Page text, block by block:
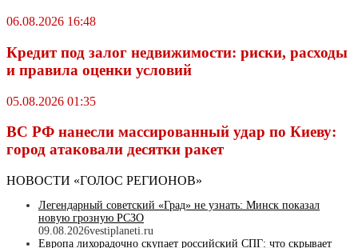
06.08.2026 16:48
Кредит под залог недвижимости: риски, расходы
и правила оценки условий
05.08.2026 01:35
ВС РФ нанесли массированный удар по Киеву:
город атаковали десятки ракет
НОВОСТИ «ГОЛОС РЕГИОНОВ»
Легендарный советский «Град» не узнать: Минск показал
новую грозную РСЗО
09.08.2026vestiplaneti.ru
Европа лихорадочно скупает российский СПГ: что скрывает